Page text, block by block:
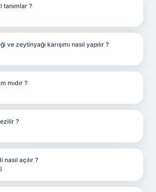
tanımlar ?
zeytinyağı karışımı nasıl yapılır ?
mıdır ?
?
açılır ?